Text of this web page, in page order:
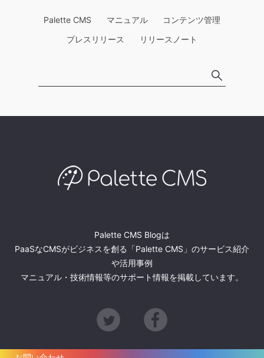
Palette CMS マニュアル
コンテンツ管理
プレスリリース
リリースノート
Palette CMS Blogは
PaaSなCMSがビジネスを創る「Palette CMS」のサービス紹介
や活用事例
マニュアル・技術情報等のサポート情報を掲載しています。
Twitter